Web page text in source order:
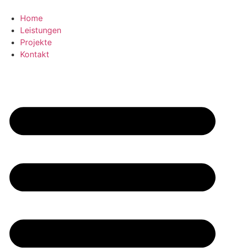
Inhalt
springen
Home
Leistungen
Projekte
Kontakt